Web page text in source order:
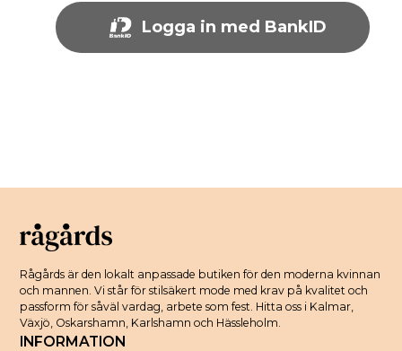
Logga in med BankID
Rågårds är den lokalt anpassade butiken för den moderna kvinnan
och mannen. Vi står för stilsäkert mode med krav på kvalitet och
passform för såväl vardag, arbete som fest. Hitta oss i Kalmar,
Växjö, Oskarshamn, Karlshamn och Hässleholm.
INFORMATION